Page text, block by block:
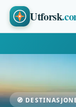
Utforsk
🧭